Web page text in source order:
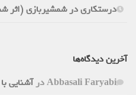
درستکاری در شمشیربازی (اثر شماره
آخرین دیدگاه‌ها
Abbasali Faryabiدرآشنایی با